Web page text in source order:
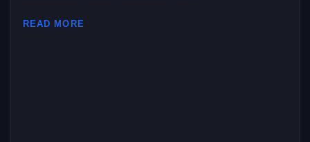
READ MORE